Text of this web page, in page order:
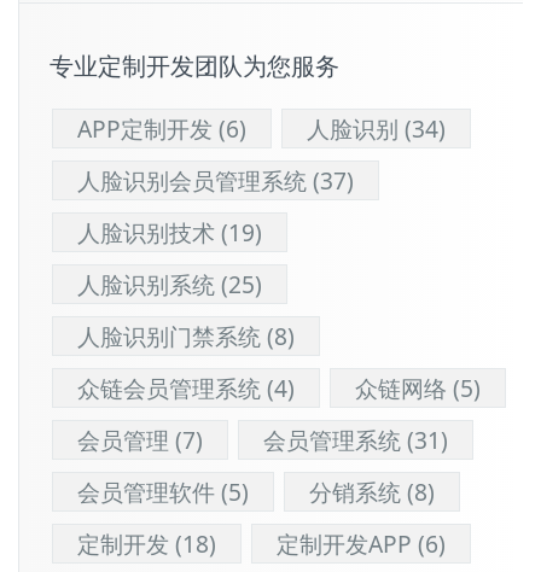
专业定制开发团队为您服务
APP定制开发 (6) 人脸识别 (34)
人脸识别会员管理系统(37)
人脸识别技术(19)
人脸识别系统(25)
人脸识别门禁系统(8)
众链会员管理系统(4) 众链网络 (5)
会员管理 (7) 会员管理系统(31)
会员管理软件(5) 分销系统(8)
定制开发 (18) 定制开发APP (6)